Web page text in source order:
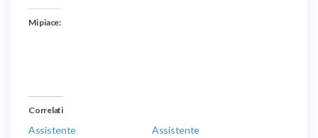
Mi piace:
Correlati
Assistente
Assistente